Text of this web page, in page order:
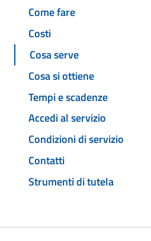
Come fare
Costi
Cosa serve
Cosa si ottiene
Tempi e scadenze
Accedi al servizio
Condizioni di servizio
Contatti
Strumenti di tutela